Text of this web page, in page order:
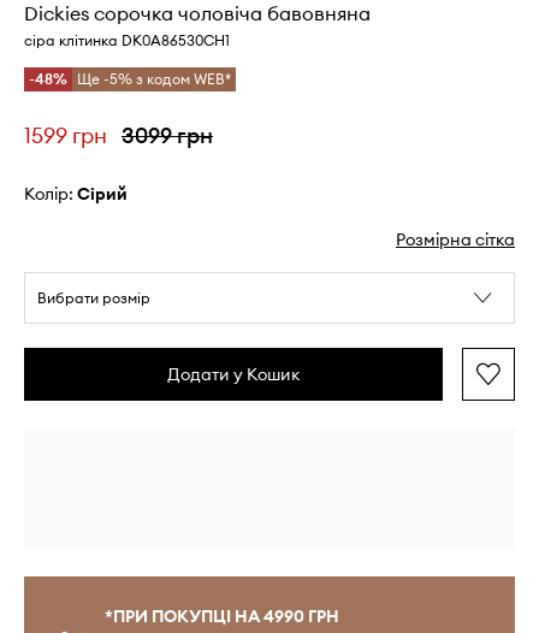
Dickies сорочка чоловіча бавовняна
сіра клітинка DK0A86530CH1
-48% Ще -5% з кодом WEB*
1599 грн 3099 грн
Колір: сірий
Розмірна сітка
Вибрати розмір
Додати у Кошик
*ПРИ ПОКУПЦІ НА 4990 ГРН